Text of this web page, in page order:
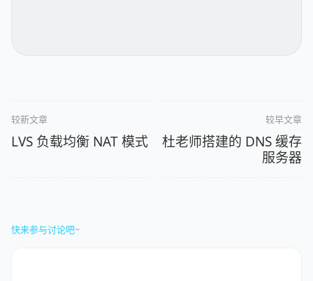
较新文章
LVS 负载均衡 NAT 模式
较早文章
杜老师搭建的 DNS 缓存
服务器
快来参与讨论吧~